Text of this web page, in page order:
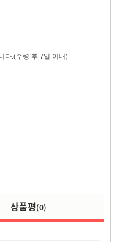
다.(수령 후 7일 이내)
상품평(0)